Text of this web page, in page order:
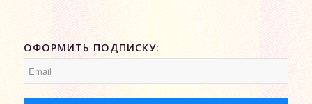
ОФОРМИТЬ ПОДПИСКУ: